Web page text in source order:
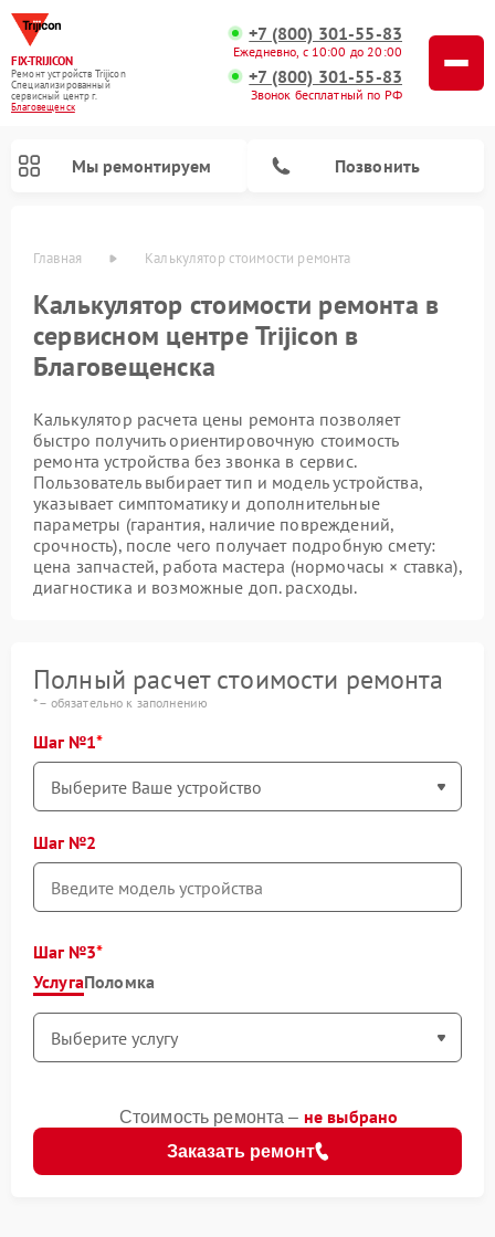
FIX-TRIJICON
Ремонт устройств Trijicon
Специализированный
cервисный центр г.
Благовещенск
+7 (800) 301-55-83
Ежедневно, с 10:00 до 20:00
+7 (800) 301-55-83
Звонок бесплатный по РФ
Мы ремонтируем Позвонить
Главная Калькулятор стоимости ремонта
Калькулятор стоимости ремонта в
сервисном центре Trijicon в
Благовещенска
Калькулятор расчета цены ремонта позволяет
быстро получить ориентировочную стоимость
ремонта устройства без звонка в сервис.
Пользователь выбирает тип и модель устройства,
указывает симптоматику и дополнительные
параметры (гарантия, наличие повреждений,
срочность), после чего получает подробную смету:
цена запчастей, работа мастера (нормочасы × ставка),
диагностика и возможные доп. расходы.
Полный расчет стоимости ремонта
* – обязательно к заполнению
Шаг №1
Шаг №2
Шаг №3
УслугаПоломка
Заказать ремонт
Стоимость ремонта – не выбрано